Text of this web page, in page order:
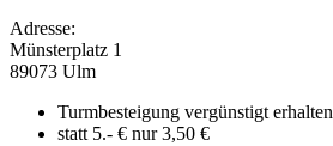
Adresse:
Münsterplatz 1
89073 Ulm
Turmbesteigung vergünstigt erhalten
statt 5.- € nur 3,50 €